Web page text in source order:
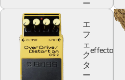
ー
エ
フ
ェ
ク
タ
ー
effector